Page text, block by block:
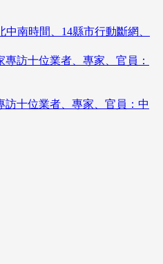
中南時間、14縣市行動斷網、
訪十位業者、專家、官員：中